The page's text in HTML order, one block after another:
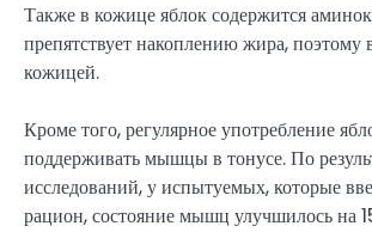
Также в кожице яблок содержится
препятствует накоплению жира, поэтому
кожицей.
Кроме того, регулярное употребление
поддерживать мышцы в тонусе. По
исследований, у испытуемых, которые
рацион, состояние мышц улучшилось на